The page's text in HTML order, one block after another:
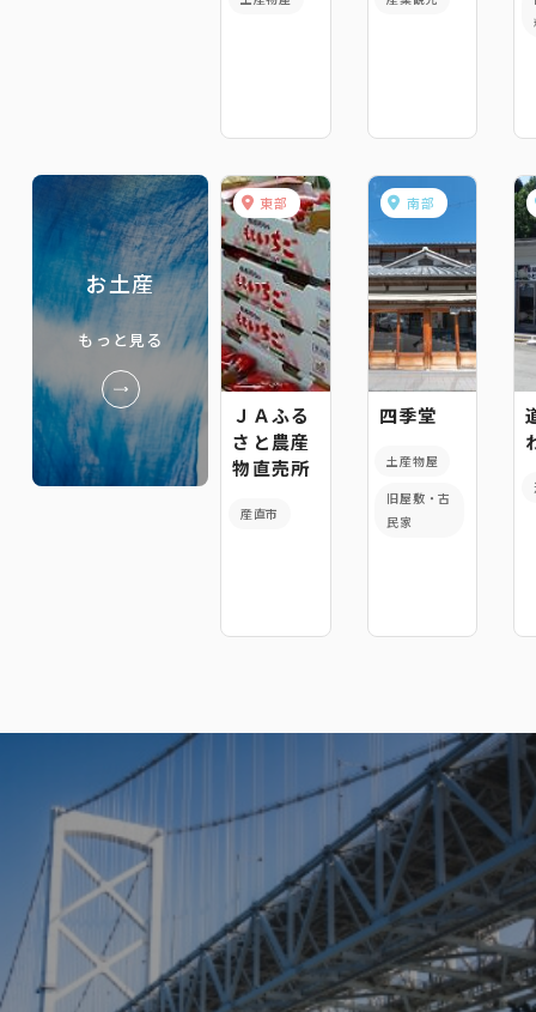
お土産
もっと見る
東部
ＪＡふる
さと農産
物直売所
産直市
南部
四季堂
土産物屋
旧屋敷・古
民家